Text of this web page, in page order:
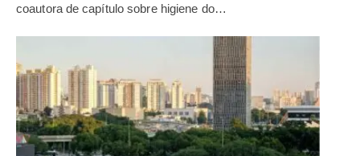
coautora de capítulo sobre higiene do…